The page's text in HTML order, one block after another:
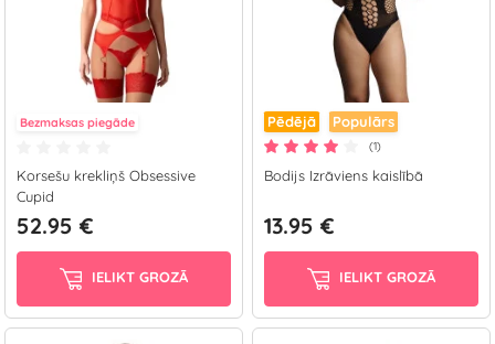
Bezmaksas piegāde
Korsešu krekliņš Obsessive
Cupid
52.95 €
IELIKT GROZĀ
Pēdējā Populārs
(1)
Bodijs Izrāviens kaislībā
13.95 €
IELIKT GROZĀ